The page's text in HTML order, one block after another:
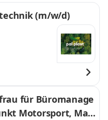
(m/w/d)
für Büromanage
Motorsport, Mar